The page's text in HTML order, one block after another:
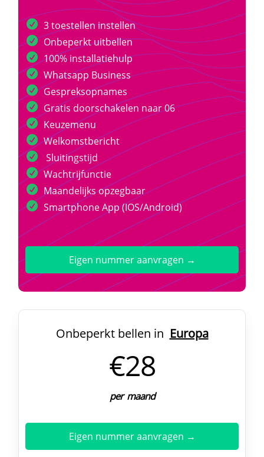
3 toestellen instellen
Onbeperkt uitbellen
100% installatiehulp
Whatsapp Business
Gespreksopnames
Gratis doorschakelen naar 06
Keuzemenu
Welkomstbericht
Sluitingstijd
Wachtrijfunctie
Maandelijks opzegbaar
Smartphone App (IOS/Android)
Eigen nummer aanvragen →
Onbeperkt bellen in Europa
€28
per maand
Eigen nummer aanvragen →